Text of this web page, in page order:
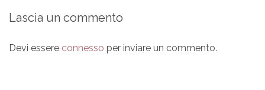
Lascia un commento
Devi essere connesso per inviare un commento.